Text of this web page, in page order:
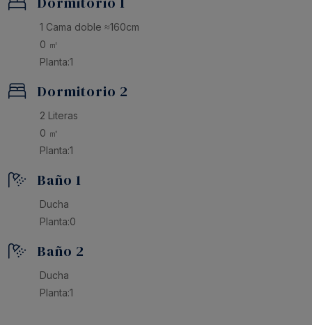
1 Cama doble ≈160cm
0 ㎡
Planta:1
Dormitorio 2
2 Literas
0 ㎡
Planta:1
Baño 1
Ducha
Planta:0
Baño 2
Ducha
Planta:1